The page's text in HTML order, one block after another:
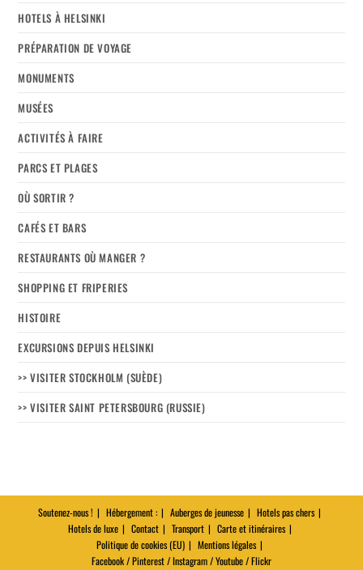
HOTELS À HELSINKI
PRÉPARATION DE VOYAGE
MONUMENTS
MUSÉES
ACTIVITÉS À FAIRE
PARCS ET PLAGES
OÙ SORTIR ?
CAFÉS ET BARS
RESTAURANTS OÙ MANGER ?
SHOPPING ET FRIPERIES
HISTOIRE
EXCURSIONS DEPUIS HELSINKI
>> VISITER STOCKHOLM (SUÈDE)
>> VISITER SAINT PETERSBOURG (RUSSIE)
Soutenez-nous ! Hébergement : Auberges de jeunesse
Hotels pas chers
Hotels de luxe
Contact Transport
Carte et itinéraires
Politique de cookies (EU)
Mentions légales
Facebook / Pinterest / Instagram / Youtube / Flickr